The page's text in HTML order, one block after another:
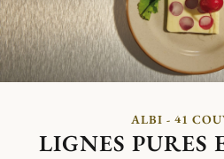
ALBI - 41
LIGNES PURES